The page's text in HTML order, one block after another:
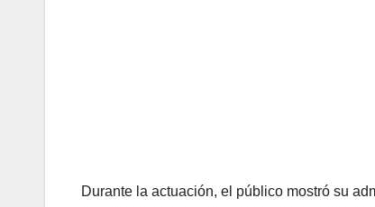
Durante la actuación, el público mostró su